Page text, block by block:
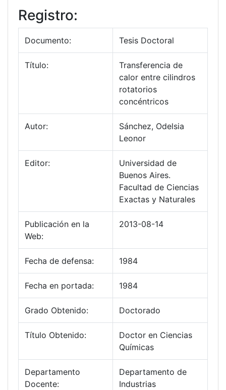
Registro:
Documento: Tesis Doctoral
Título:
Transferencia de
calor entre cilindros
rotatorios
concéntricos
Autor:
Sánchez, Odelsia
Leonor
Editor:
Universidad de
Buenos Aires.
Facultad de Ciencias
Exactas y Naturales
Publicación en la
Web:
2013-08-14
Fecha de defensa: 1984
Fecha en portada: 1984
Grado Obtenido: Doctorado
Título Obtenido:
Doctor en Ciencias
Químicas
Departamento
Docente:
Departamento de
Industrias